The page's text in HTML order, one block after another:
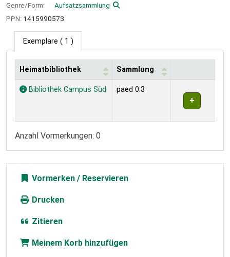
Genre/Form:
Aufsatzsammlung
PPN: 1415990573
Exemplare ( 1 )
Exemplare
Heimatbibliothek Sammlung
Bibliothek Campus Süd paed 0.3
Anzahl Vormerkungen: 0
Vormerken
Drucken
Zitieren
Meinem Korb hinzufügen